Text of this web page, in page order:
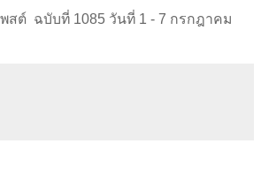
สต์ ฉบับที่ 1085 วันที่ 1 - 7 กรกฎาคม